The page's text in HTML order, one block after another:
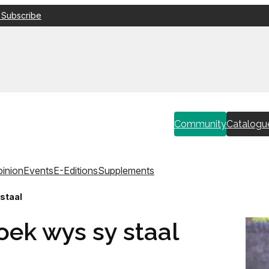
Community
EventsE-EditionsSupplements
wys sy staal